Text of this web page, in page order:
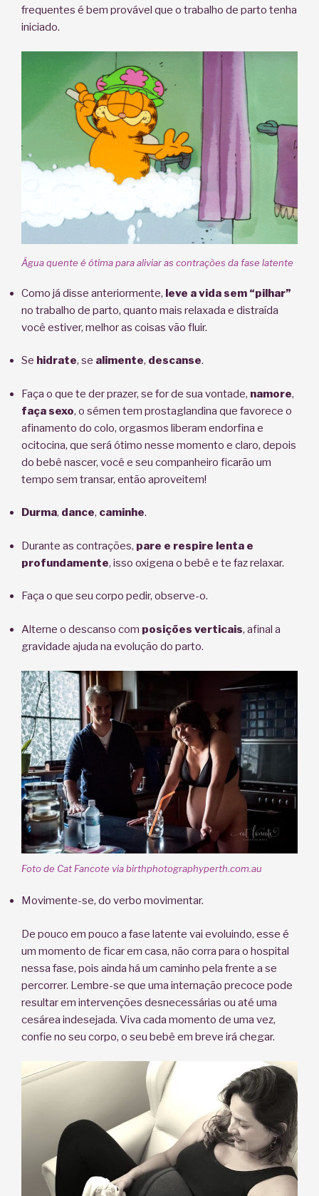
frequentes é bem provável que o trabalho de parto tenha
iniciado.
Água quente é ótima para aliviar as contrações da fase latente
Como já disse anteriormente, leve a vida sem “pilhar”
no trabalho de parto, quanto mais relaxada e distraída
você estiver, melhor as coisas vão fluir.
Se hidrate, se alimente, descanse.
Faça o que te der prazer, se for de sua vontade, namore,
faça sexo, o sémen tem prostaglandina que favorece o
afinamento do colo, orgasmos liberam endorfina e
ocitocina, que será ótimo nesse momento e claro, depois
do bebê nascer, você e seu companheiro ficarão um
tempo sem transar, então aproveitem!
Durma, dance, caminhe.
Durante as contrações, pare e respire lenta e
profundamente, isso oxigena o bebê e te faz relaxar.
Faça o que seu corpo pedir, observe-o.
Alterne o descanso com posições verticais, afinal a
gravidade ajuda na evolução do parto.
Foto de Cat Fancote via birthphotographyperth.com.au
Movimente-se, do verbo movimentar.
De pouco em pouco a fase latente vai evoluindo, esse é
um momento de ficar em casa, não corra para o hospital
nessa fase, pois ainda há um caminho pela frente a se
percorrer. Lembre-se que uma internação precoce pode
resultar em intervenções desnecessárias ou até uma
cesárea indesejada. Viva cada momento de uma vez,
confie no seu corpo, o seu bebê em breve irá chegar.